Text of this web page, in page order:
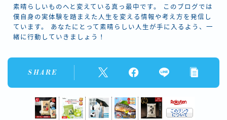
素晴らしいものへと変えている真っ最中です。 このブログでは
僕自身の実体験を踏まえた人生を変える情報や考え方を発信し
ています。 あなたにとって素晴らしい人生が手に入るよう、一
緒に行動していきましょう！
SHARE